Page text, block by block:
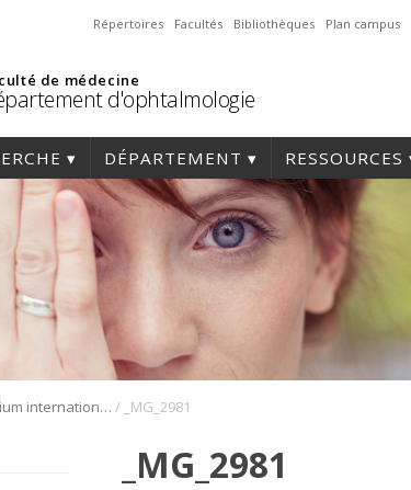
Répertoires Facultés Bibliothèques Plan campus
de médecine
d'ophtalmologie
DÉPARTEMENT RESSOURCES
1er Symposium international en médecine régénérative de la cornée / _MG_2981
_MG_2981